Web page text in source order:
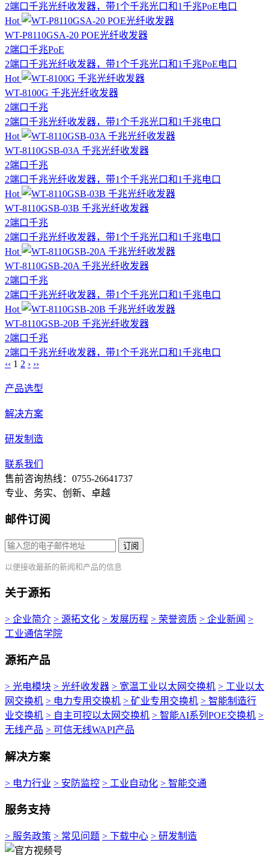
2端口千兆光纤收发器，带1个千兆光口和1千兆PoE电口
Hot
WT-P8110GSA-20 POE光纤收发器
2端口千兆PoE
2端口千兆光纤收发器，带1个千兆光口和1千兆PoE电口
Hot
WT-8100G 千兆光纤收发器
2端口千兆
2端口千兆光纤收发器，带1个千兆光口和1千兆电口
Hot
WT-8110GSB-03A 千兆光纤收发器
2端口千兆
2端口千兆光纤收发器，带1个千兆光口和1千兆电口
Hot
WT-8110GSB-03B 千兆光纤收发器
2端口千兆
2端口千兆光纤收发器，带1个千兆光口和1千兆电口
Hot
WT-8110GSB-20A 千兆光纤收发器
2端口千兆
2端口千兆光纤收发器，带1个千兆光口和1千兆电口
Hot
WT-8110GSB-20B 千兆光纤收发器
2端口千兆
2端口千兆光纤收发器，带1个千兆光口和1千兆电口
‹‹ 1 2 › ››
产品选型
解决方案
研发制造
联系我们
售前咨询热线：0755-26641737
专业、务实、创新、卓越
邮件订阅
订阅
以便接收最新的新闻和产品的信息
关于源拓
> 企业简介 > 源拓文化 > 发展历程 > 荣誉资质 > 企业新闻 >
工业通信学院
源拓产品
> 光电模块 > 光纤收发器 > 宽温工业以太网交换机 > 工业以太
网交换机 > 电力专用交换机 > 矿业专用交换机 > 智能制造行
业交换机 > 自主可控以太网交换机 > 智能AI系列POE交换机 >
无线产品 > 可信无线WAPI产品
解决方案
> 电力行业 > 安防监控 > 工业自动化 > 智能交通
服务支持
> 服务政策 > 常见问题 > 下载中心 > 研发制造